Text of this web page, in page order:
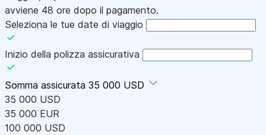
avviene 48 ore dopo il pagamento.
Seleziona le tue date di viaggio
Inizio della polizza assicurativa
Somma assicurata 35 000 USD
35 000 USD
35 000 EUR
100 000 USD